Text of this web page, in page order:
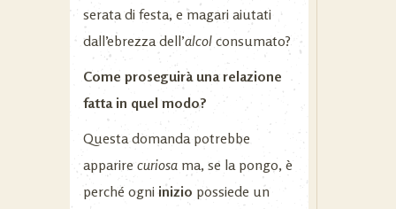
serata di festa, e magari aiutati
dall’ebrezza dell’alcol consumato?
Come proseguirà una relazione
fatta in quel modo?
Questa domanda potrebbe
apparire curiosa ma, se la pongo, è
perché ogni inizio possiede un